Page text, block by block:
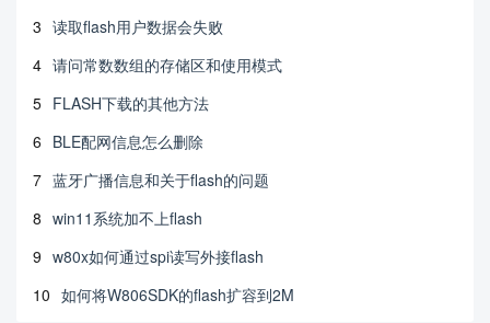
3 读取flash用户数据会失败
4 请问常数数组的存储区和使用模式
5 FLASH下载的其他方法
6 BLE配网信息怎么删除
7 蓝牙广播信息和关于flash的问题
8 win11系统加不上flash
9 w80x如何通过spi读写外接flash
10 如何将W806SDK的flash扩容到2M